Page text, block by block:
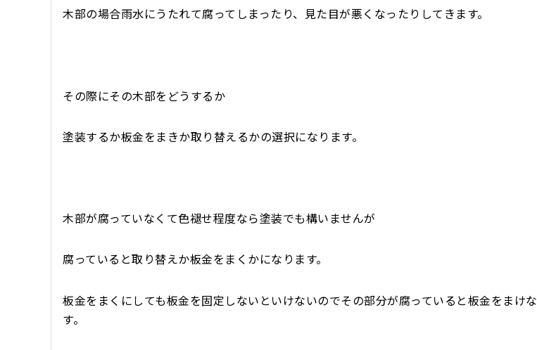
木部の場合雨水にうたれて腐ってしまったり、見た目が悪くなったりしてきます。
その際にその木部をどうするか
塗装するか板金をまきか取り替えるかの選択になります。
木部が腐っていなくて色褪せ程度なら塗装でも構いませんが
腐っていると取り替えか板金をまくかになります。
板金をまくにしても板金を固定しないといけないのでその部分が腐っていると板金をまけ
す。